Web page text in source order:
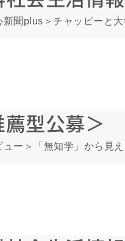
新聞plus＞チャッピーと
型公募＞
ュー＞「無知学」から見